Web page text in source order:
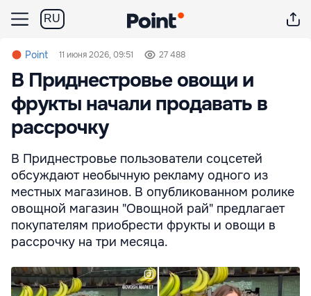
RU
Point 11 июня 2026, 09:51 27 488
В Приднестровье овощи и
фрукты начали продавать в
рассрочку
В Приднестровье пользователи соцсетей
обсуждают необычную рекламу одного из
местных магазинов. В опубликованном ролике
овощной магазин "Овощной рай" предлагает
покупателям приобрести фрукты и овощи в
рассрочку на три месяца.